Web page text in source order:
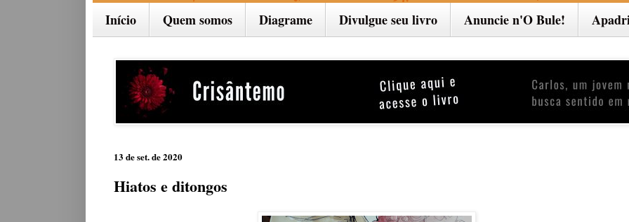
Início Quem somos Diagrame Divulgue seu livro Anuncie n'O Bule!
13 de set. de 2020
Hiatos e ditongos